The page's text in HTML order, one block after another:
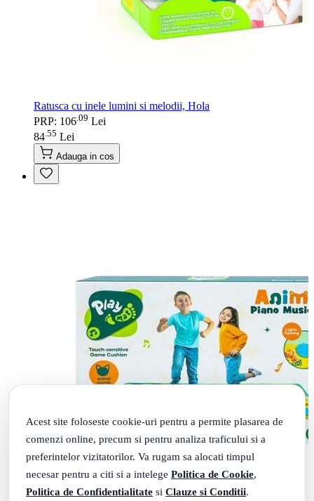
Acest site foloseste cookie-uri pentru a permite plasarea de
comenzi online, precum si pentru analiza traficului si a
preferintelor vizitatorilor. Va rugam sa alocati timpul
necesar pentru a citi si a intelege Politica de Cookie,
Politica de Confidentialitate si Clauze si Conditii.
Ratusca cu inele lumini si melodii, Hola
PRP: 106 09 Lei
84 55 Lei
Adauga in cos